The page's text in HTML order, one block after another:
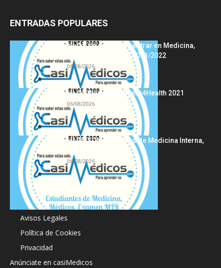
ENTRADAS POPULARES
Notas de corte para entrar en Medicina,
curso 2022/2023 vs 2021/2022
06/08/2026
Hackathon Innomakers4Health 2021
06/08/2026
HARRISON Principios de Medicina Interna,
06/08/2026
Acerca de
Avisos Legales
Política de Cookies
Privacidad
Anúnciate en casiMedicos